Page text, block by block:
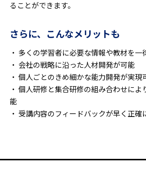
ることができます。
さらに、こんなメリットも
・ 多くの学習者に必要な情報や教材を一
・ 会社の戦略に沿った人材開発が可能
・ 個人ごとのきめ細かな能力開発が実現
・ 個人研修と集合研修の組み合わせによ
能
・ 受講内容のフィードバックが早く正確